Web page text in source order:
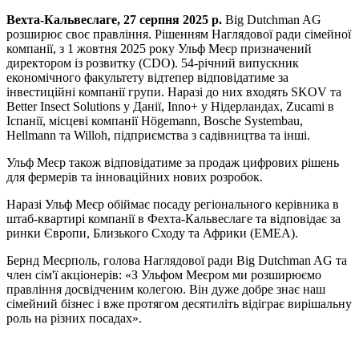
Вехта-Кальвеслаге, 27 серпня 2025 р. Big Dutchman AG
розширює своє правління. Рішенням Наглядової ради сімейної
компанії, з 1 жовтня 2025 року Ульф Меєр призначений
директором із розвитку (CDO). 54-річний випускник
економічного факультету відтепер відповідатиме за
інвестиційні компанії групи. Наразі до них входять SKOV та
Better Insect Solutions у Данії, Inno+ у Нідерландах, Zucami в
Іспанії, місцеві компанії Högemann, Bosche Systembau,
Hellmann та Willoh, підприємства з садівництва та інші.
Ульф Меєр також відповідатиме за продаж цифрових рішень
для фермерів та інноваційних нових розробок.
Наразі Ульф Меєр обіймає посаду регіонального керівника в
штаб-квартирі компанії в Фехта-Кальвеслаге та відповідає за
ринки Європи, Близького Сходу та Африки (EMEA).
Бернд Меєрполь, голова Наглядової ради Big Dutchman AG та
член сім'ї акціонерів: «З Ульфом Меєром ми розширюємо
правління досвідченим колегою. Він дуже добре знає наш
сімейний бізнес і вже протягом десятиліть відіграє вирішальну
роль на різних посадах».